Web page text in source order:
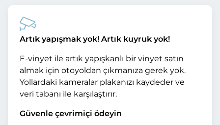
Artık yapışmak yok! Artık kuyruk yok!
E-vinyet ile artık yapışkanlı bir vinyet satın
almak için otoyoldan çıkmanıza gerek yok.
Yollardaki kameralar plakanızı kaydeder ve
veri tabanı ile karşılaştırır.
Güvenle çevrimiçi ödeyin